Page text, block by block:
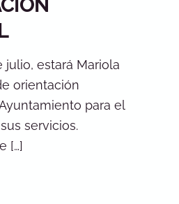
julio, estará Mariola
orientación
para el
servicios.
[…]